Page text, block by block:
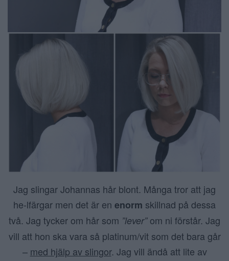
Jag slingar Johannas hår blont. Många tror att jag
he-lfärgar men det är en enorm skillnad på dessa
två. Jag tycker om hår som ”lever”om ni förstår. Jag
vill att hon ska vara så platinum/vit som det bara går
– med hjälp av slingor. Jag vill ändå att lite av